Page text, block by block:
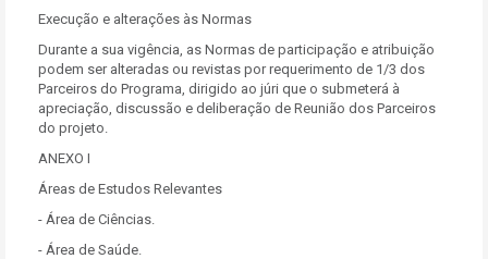
Execução e alterações às Normas
Durante a sua vigência, as Normas de participação e atribuição
podem ser alteradas ou revistas por requerimento de 1/3 dos
Parceiros do Programa, dirigido ao júri que o submeterá à
apreciação, discussão e deliberação de Reunião dos Parceiros
do projeto.
ANEXO I
Áreas de Estudos Relevantes
- Área de Ciências.
- Área de Saúde.